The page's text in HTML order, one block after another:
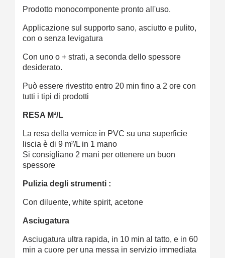
Prodotto monocomponente pronto all'uso.
Applicazione sul supporto sano, asciutto e pulito,
con o senza levigatura
Con uno o + strati, a seconda dello spessore
desiderato.
Può essere rivestito entro 20 min fino a 2 ore con
tutti i tipi di prodotti
RESA M²/L
La resa della vernice in PVC su una superficie
liscia è di 9 m²/L in 1 mano
Si consigliano 2 mani per ottenere un buon
spessore
Pulizia degli strumenti :
Con diluente, white spirit, acetone
Asciugatura
Asciugatura ultra rapida, in 10 min al tatto, e in 60
min a cuore per una messa in servizio immediata